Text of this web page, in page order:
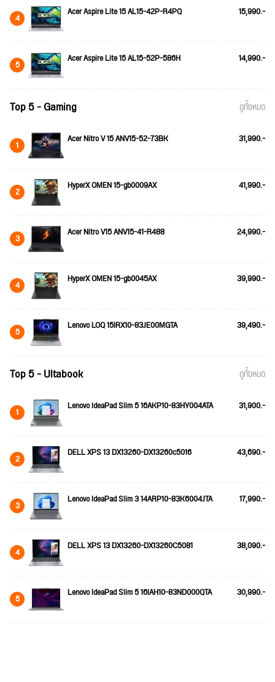
4 Acer Aspire Lite 15 AL15-42P-R4PQ 15,990.-
5 Acer Aspire Lite 15 AL15-52P-586H 14,990.-
Top 5 - Gaming ดูทั้งหมด
1 Acer Nitro V 15 ANV15-52-73BK 31,990.-
2 HyperX OMEN 15-gb0009AX 41,990.-
3 Acer Nitro V15 ANV15-41-R488 24,990.-
4 HyperX OMEN 15-gb0045AX 39,990.-
5 Lenovo LOQ 15IRX10-83JE00MGTA 39,490.-
Top 5 - Ultabook ดูทั้งหมด
1 Lenovo IdeaPad Slim 5 16AKP10-83HY004ATA 31,900.-
2 DELL XPS 13 DX13260-DX13260c5016 43,690.-
3 Lenovo IdeaPad Slim 3 14ARP10-83K6004JTA 17,990.-
4 DELL XPS 13 DX13260-DX13260C5081 38,090.-
5 Lenovo IdeaPad Slim 5 16IAH10-83ND000QTA 30,990.-